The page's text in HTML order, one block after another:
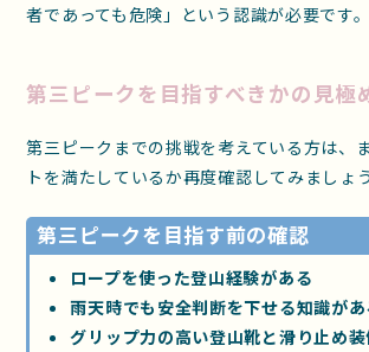
者であっても危険」という認識が必要です。
第三ピークを目指すべきかの見極
第三ピークまでの挑戦を考えている方は、
トを満たしているか再度確認してみましょう
第三ピークを目指す前の確認
ロープを使った登山経験がある
雨天時でも安全判断を下せる知識があ
グリップ力の高い登山靴と滑り止め